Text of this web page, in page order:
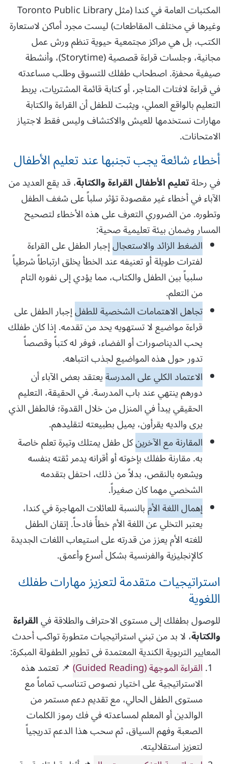
المكتبات العامة في كندا (مثل Toronto Public Library
وغيرها في مختلف المقاطعات) ليست مجرد أماكن لاستعارة
الكتب، بل هي مراكز مجتمعية حيوية تنظم ورش عمل
مجانية، وجلسات قراءة قصصية (Storytime)، وأنشطة
صيفية محفزة. اصطحاب طفلك للتسوق وطلب مساعدته
في قراءة لافتات المتاجر، أو كتابة قائمة المشتريات، يربط
التعليم بالواقع العملي، ويثبت للطفل أن القراءة والكتابة
مهارات نستخدمها للعيش والاكتشاف وليس فقط لاجتياز
الامتحانات.
أخطاء شائعة يجب تجنبها عند تعليم الأطفال
في رحلةتعليم الأطفال القراءة والكتابة، قد يقع العديد من
الآباء في أخطاء غير مقصودة تؤثر سلباً على شغف الطفل
وتطوره. من الضروري التعرف على هذه الأخطاء لتصحيح
المسار وضمان بيئة تعليمية صحية:
الضغط الزائد والاستعجالإجبار الطفل على القراءة
لفترات طويلة أو تعنيفه عند الخطأ يخلق ارتباطاً شرطياً
سلبياً بين الطفل والكتاب، مما يؤدي إلى نفوره التام
من التعلم.
تجاهل الاهتمامات الشخصية للطفلإجبار الطفل على
قراءة مواضيع لا تستهويه يحد من تقدمه. إذا كان طفلك
يحب الديناصورات أو الفضاء، فوفر له كتباً وقصصاً
تدور حول هذه المواضيع لجذب انتباهه.
الاعتماد الكلي على المدرسةيعتقد بعض الآباء أن
دورهم ينتهي عند باب المدرسة. في الحقيقة، التعليم
الحقيقي يبدأ في المنزل من خلال القدوة؛ فالطفل الذي
يرى والديه يقرأون، يميل بطبيعته لتقليدهم.
المقارنة مع الآخرينكل طفل يمتلك وتيرة تعلم خاصة
به. مقارنة طفلك بإخوته أو أقرانه يدمر ثقته بنفسه
ويشعره بالنقص، بدلاً من ذلك، احتفل بتقدمه
الشخصي مهما كان صغيراً.
إهمال اللغة الأمبالنسبة للعائلات المهاجرة في كندا،
يعتبر التخلي عن اللغة الأم خطأً فادحاً. إتقان الطفل
للغته الأم يعزز من قدرته على استيعاب اللغات الجديدة
كالإنجليزية والفرنسية بشكل أسرع وأعمق.
استراتيجيات متقدمة لتعزيز مهارات طفلك
اللغوية
للوصول بطفلك إلى مستوى الاحتراف والطلاقة فيالقراءة
والكتابة، لا بد من تبني استراتيجيات متطورة تواكب أحدث
المعايير التربوية الكندية المعتمدة في تطوير الطفولة المبكرة:
القراءة الموجهة (Guided Reading)
📌 تعتمد هذه
الاستراتيجية على اختيار نصوص تتناسب تماماً مع
مستوى الطفل الحالي، مع تقديم دعم مستمر من
الوالدين أو المعلم لمساعدته في فك رموز الكلمات
الصعبة وفهم السياق، ثم سحب هذا الدعم تدريجياً
لتعزيز استقلاليته.